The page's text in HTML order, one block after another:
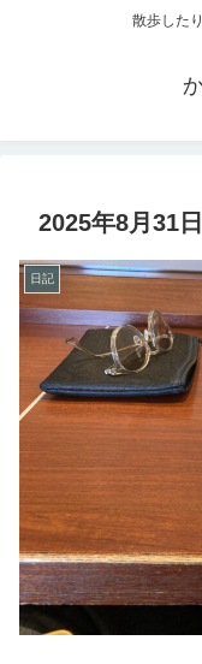
散歩した
2025年8月31
日記